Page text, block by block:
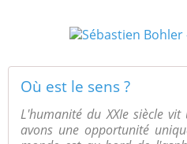
Où est le sens ?
L'humanité du XXIe siècle
avons une opportunité